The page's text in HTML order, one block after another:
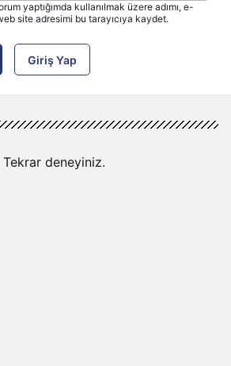
yaptığımda kullanılmak üzere adımı, e-
site adresimi bu tarayıcıya kaydet.
Giriş Yap
Tekrar deneyiniz.